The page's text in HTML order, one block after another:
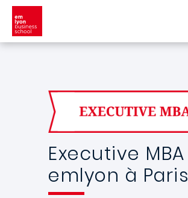
Aller au contenu principal
Executive MBA
emlyon à Paris